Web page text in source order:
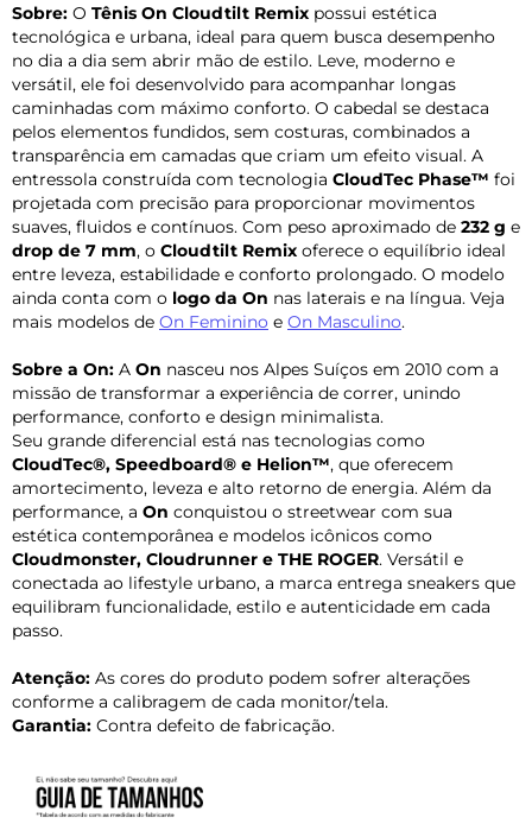
Sobre: O Tênis On Cloudtilt Remix possui estética
tecnológica e urbana, ideal para quem busca desempenho
no dia a dia sem abrir mão de estilo. Leve, moderno e
versátil, ele foi desenvolvido para acompanhar longas
caminhadas com máximo conforto. O cabedal se destaca
pelos elementos fundidos, sem costuras, combinados a
transparência em camadas que criam um efeito visual. A
entressola construída com tecnologia CloudTec Phase™ foi
projetada com precisão para proporcionar movimentos
suaves, fluidos e contínuos. Com peso aproximado de 232 g e
drop de 7 mm, o Cloudtilt Remix oferece o equilíbrio ideal
entre leveza, estabilidade e conforto prolongado. O modelo
ainda conta com o logo da On nas laterais e na língua. Veja
mais modelos de On Feminino e On Masculino.
Sobre a On: A On nasceu nos Alpes Suíços em 2010 com a
missão de transformar a experiência de correr, unindo
performance, conforto e design minimalista.
Seu grande diferencial está nas tecnologias como
CloudTec®, Speedboard® e Helion™, que oferecem
amortecimento, leveza e alto retorno de energia. Além da
performance, a On conquistou o streetwear com sua
estética contemporânea e modelos icônicos como
Cloudmonster, Cloudrunner e THE ROGER. Versátil e
conectada ao lifestyle urbano, a marca entrega sneakers que
equilibram funcionalidade, estilo e autenticidade em cada
passo.
Atenção: As cores do produto podem sofrer alterações
conforme a calibragem de cada monitor/tela.
Garantia: Contra defeito de fabricação.